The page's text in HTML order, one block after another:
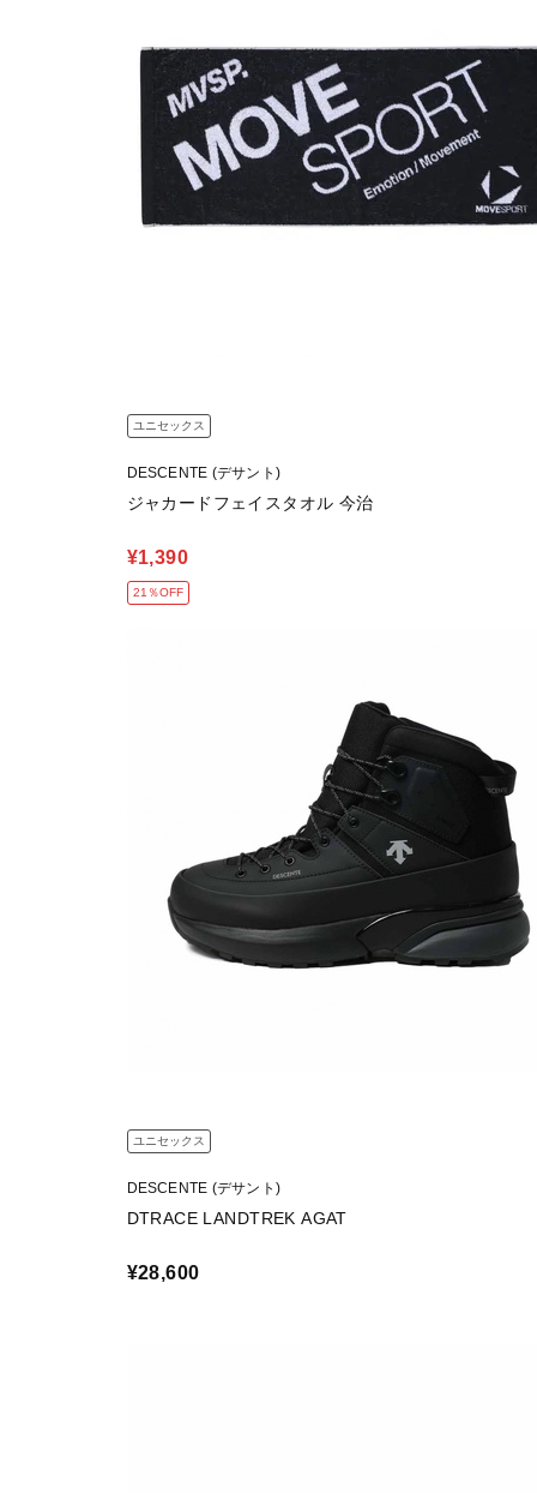
ユニセックス
DESCENTE (デサント)
ジャカードフェイスタオル 今治
¥1,390
21％OFF
ユニセックス
DESCENTE (デサント)
DTRACE LANDTREK AGAT
¥28,600